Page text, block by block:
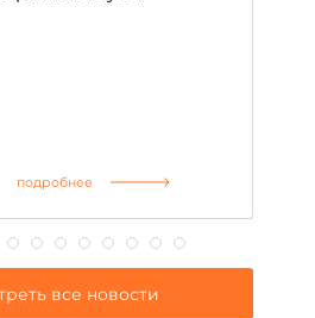
подробнее
все новости